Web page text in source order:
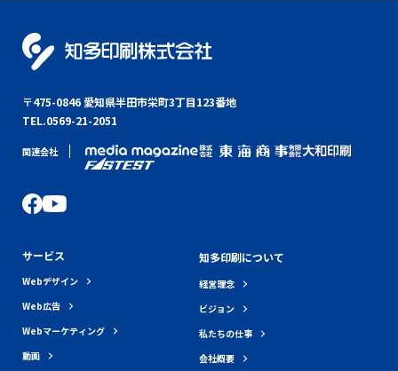
〒475-0846 愛知県半田市栄町3丁目123番地
TEL.0569-21-2051
関連会社
サービス
Webデザイン
Web広告
Webマーケティング
動画
知多印刷について
経営理念
ビジョン
私たちの仕事
会社概要